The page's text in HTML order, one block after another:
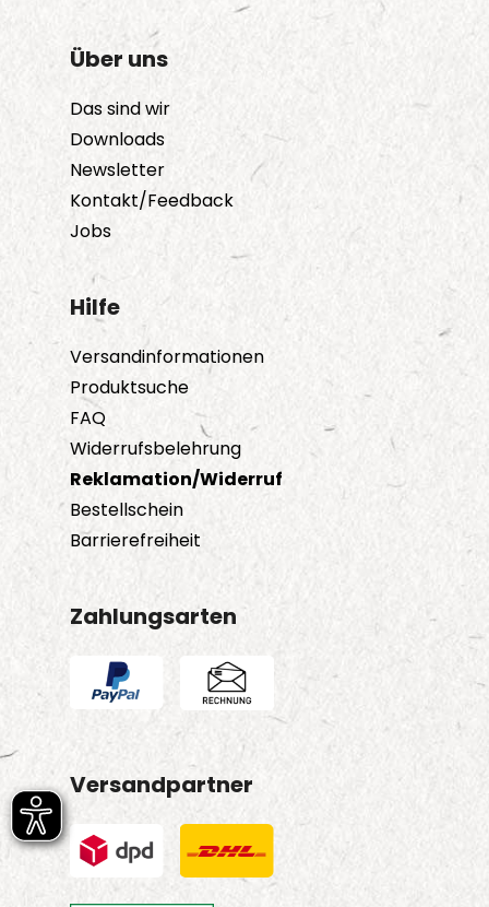
Über uns
Das sind wir
Downloads
Newsletter
Kontakt/Feedback
Jobs
Hilfe
Versandinformationen
Produktsuche
FAQ
Widerrufsbelehrung
Reklamation/Widerruf
Bestellschein
Barrierefreiheit
Zahlungsarten
Versandpartner